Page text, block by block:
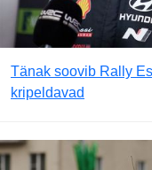
Tänak soovib Rally
kripeldavad